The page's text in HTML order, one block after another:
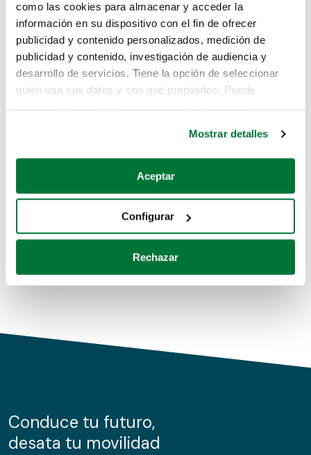
como las cookies para almacenar y acceder la
información en su dispositivo con el fin de ofrecer
publicidad y contenido personalizados, medición de
publicidad y contenido, investigación de audiencia y
desarrollo de servicios. Tiene la opción de seleccionar
quién usa sus datos y con qué propósitos. Puede
Si lo permite, también quisiéramos:
Recopilar información sobre su ubicación geográfica
Identificar su dispositivo analizándolo activamente
para buscar características específicas (huellas
Obtenga más información sobre cómo se procesan sus
de cookies.
información sobre el uso que haga del sitio web con
nuestros partners de redes sociales, publicidad y análisis
Mostrar detalles
Aceptar
Configurar
Rechazar
Lo sentimos, no sabemos como
te hemos traido hasta aquí.
Pero puedes encontrar el coche que estás
buscando en alguno de estos enlaces:
Coches de segunda mano
Coches de km0
Conduce tu futuro,
desata tu movilidad